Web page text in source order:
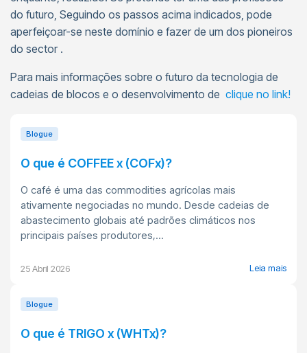
do futuro, Seguindo os passos acima indicados, pode
aperfeiçoar-se neste domínio e fazer de um dos pioneiros
do sector .
Para mais informações sobre o futuro da tecnologia de
cadeias de blocos e o desenvolvimento de clique no link!
Blogue
O que é COFFEE x (COFx)?
O café é uma das commodities agrícolas mais
ativamente negociadas no mundo. Desde cadeias de
abastecimento globais até padrões climáticos nos
principais países produtores,...
25 Abril 2026 Leia mais
Blogue
O que é TRIGO x (WHTx)?